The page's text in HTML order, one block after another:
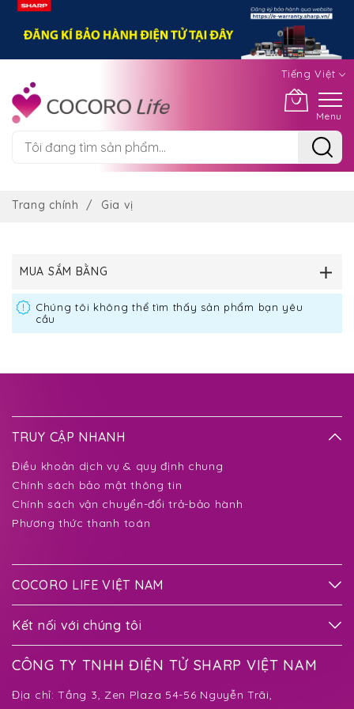
Tiếng Việt
Menu
nộiTrang chính Gia vị
MUA SẮM BẰNG
Chúng tôi không thể tìm thấy sản phẩm bạn yêu
cầu
TRUY CẬP NHANH
Điều khoản dịch vụ & quy định chung
Chính sách bảo mật thông tin
Chính sách vận chuyển-đổi trả-bảo hành
Phương thức thanh toán
COCORO LIFE VIỆT NAM
Kết nối với chúng tôi
CÔNG TY TNHH ĐIỆN TỬ SHARP VIỆT NAM
Địa chỉ:Tầng 3, Zen Plaza 54-56 Nguyễn Trãi,